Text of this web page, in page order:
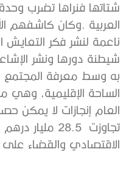
شتاتها فنراها تضرب
العربية .وكان كاشفهم
ناعمة لنشر فكر
شيطنة دورها ونشر
به وسط معرفة المجتمع
الساحة الإقليمية،
الاقتصادي والقضاء على